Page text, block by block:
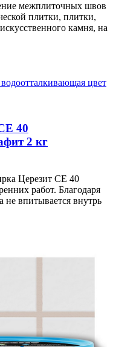
межплиточных швов
плитки, плитки,
камня, на
40
2 кг
Церезит CE 40
работ. Благодаря
не впитывается внутрь